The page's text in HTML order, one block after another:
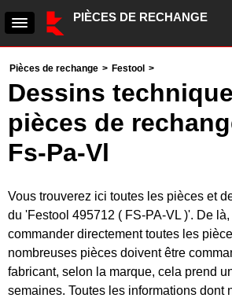
PIÈCES DE RECHANGE
Pièces de rechange > Festool >
Dessins
pièces de
Fs-Pa-Vl
Vous trouverez ici toutes les pièces et
du 'Festool 495712 ( FS-PA-VL )'. De
commander directement toutes les
nombreuses pièces doivent être
fabricant, selon la marque, cela prend
semaines. Toutes les informations dont